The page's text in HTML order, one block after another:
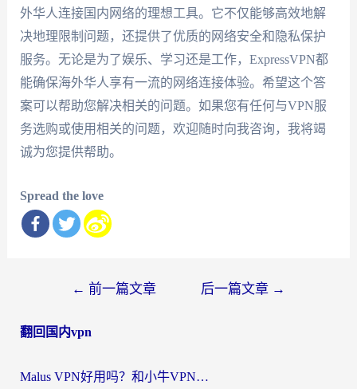
外华人连接国内网络的理想工具。它不仅能够高效地解
决地理限制问题，还提供了优质的网络安全和隐私保护
服务。无论是为了娱乐、学习还是工作，ExpressVPN都
能确保海外华人享有一流的网络连接体验。希望这个答
案可以帮助您解决相关的问题。如果您有任何与VPN服
务选购或使用相关的问题，欢迎随时向我咨询，我将竭
诚为您提供帮助。
Spread the love
导
← 前一篇文章 后一篇文章 →
翻回国内vpn
Malus VPN好用吗？和小牛VPN对比哪个回国效果更好？海外党亲测实用指南